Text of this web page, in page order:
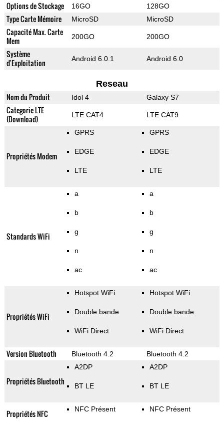
Options de Stockage 16GO 128GO
Type Carte Mémoire MicroSD MicroSD
Capacité Max. Carte
Mem
200GO 200GO
Système
d'Exploitation
Android 6.0.1 Android 6.0
Reseau
Nom du Produit Idol 4 Galaxy S7
Categorie LTE
(Download)
LTE CAT4 LTE CAT9
Propriétés Modem
GPRS
EDGE
LTE
GPRS
EDGE
LTE
Standards WiFi
a
b
g
n
ac
a
b
g
n
ac
Propriétés WiFi
Hotspot WiFi
Double bande
WiFi Direct
Hotspot WiFi
Double bande
WiFi Direct
Version Bluetooth Bluetooth 4.2 Bluetooth 4.2
Propriétés Bluetooth
A2DP
BT LE
A2DP
BT LE
Propriétés NFC NFC Présent NFC Présent